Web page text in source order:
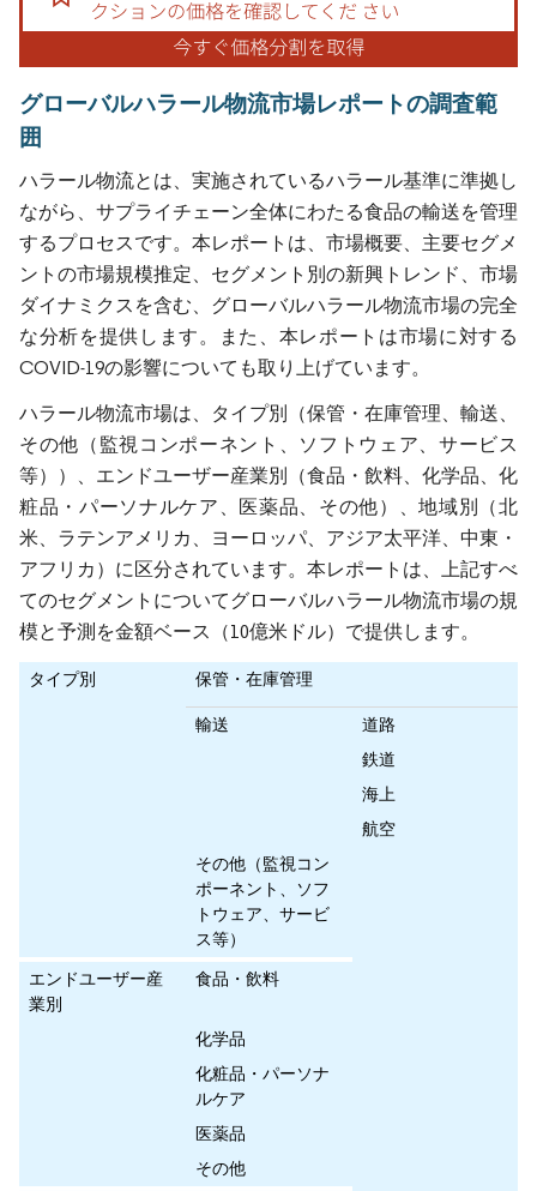
グローバルハラール物流市場レポートの調査範
囲
ハラール物流とは、実施されているハラール基準に準拠し
ながら、サプライチェーン全体にわたる食品の輸送を管理
するプロセスです。本レポートは、市場概要、主要セグメ
ントの市場規模推定、セグメント別の新興トレンド、市場
ダイナミクスを含む、グローバルハラール物流市場の完全
な分析を提供します。また、本レポートは市場に対する
COVID-19の影響についても取り上げています。
ハラール物流市場は、タイプ別（保管・在庫管理、輸送、
その他（監視コンポーネント、ソフトウェア、サービス
等））、エンドユーザー産業別（食品・飲料、化学品、化
粧品・パーソナルケア、医薬品、その他）、地域別（北
米、ラテンアメリカ、ヨーロッパ、アジア太平洋、中東・
アフリカ）に区分されています。本レポートは、上記すべ
てのセグメントについてグローバルハラール物流市場の規
模と予測を金額ベース（10億米ドル）で提供します。
タイプ別 保管・在庫管理
輸送
道路
鉄道
海上
航空
その他（監視コン
ポーネント、ソフ
トウェア、サービ
ス等）
エンドユーザー産
業別
食品・飲料
化学品
化粧品・パーソナ
ルケア
医薬品
その他